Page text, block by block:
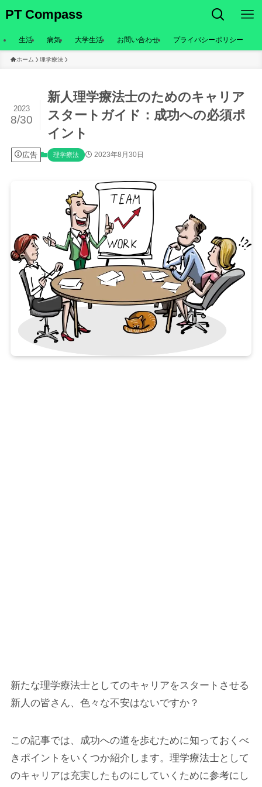
PT Compass
生活 病気 大学生活 お問い合わせ プライバシーポリシー
ホーム 理学療法
新人理学療法士のためのキャリア
スタートガイド：成功への必須ポ
イント
2023
8/30
広告 理学療法 2023年8月30日
新たな理学療法士としてのキャリアをスタートさせる
新人の皆さん、色々な不安はないですか？
この記事では、成功への道を歩むために知っておくべ
きポイントをいくつか紹介します。理学療法士として
のキャリアは充実したものにしていくために参考にし